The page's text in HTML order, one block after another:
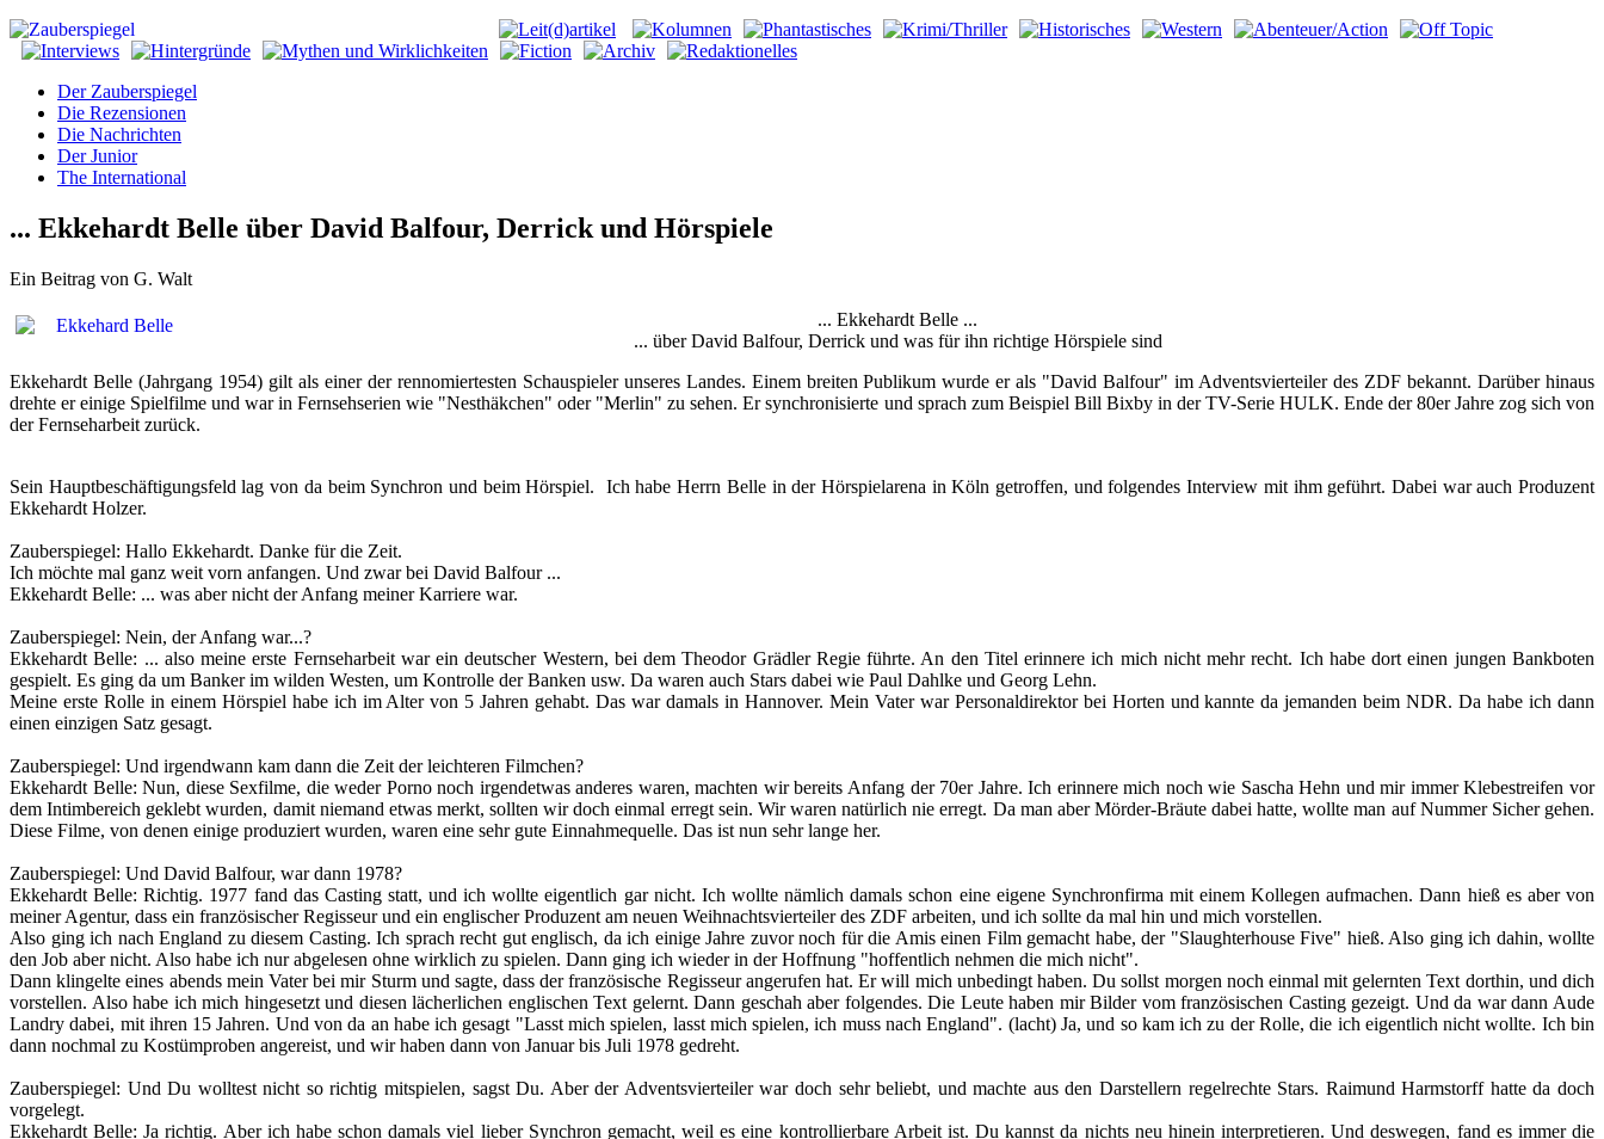
Der Zauberspiegel
Die Rezensionen
Die Nachrichten
Der Junior
The International
... Ekkehardt Belle über David Balfour, Derrick und Hörspiele
Ein Beitrag von G. Walt
... Ekkehardt Belle ...
... über David Balfour, Derrick und was für ihn richtige Hörspiele sind
Ekkehardt Belle (Jahrgang 1954) gilt als einer der rennomiertesten Schauspieler unseres Landes. Einem breiten Publikum wurde er als "David Balfour" im Adventsvierteiler des ZDF bekannt. Darüber hinaus
drehte er einige Spielfilme und war in Fernsehserien wie "Nesthäkchen" oder "Merlin" zu sehen. Er synchronisierte und sprach zum Beispiel Bill Bixby in der TV-Serie HULK. Ende der 80er Jahre zog sich von
der Fernseharbeit zurück.
Sein Hauptbeschäftigungsfeld lag von da beim Synchron und beim Hörspiel. Ich habe Herrn Belle in der Hörspielarena in Köln getroffen, und folgendes Interview mit ihm geführt. Dabei war auch Produzent
Ekkehardt Holzer.
Zauberspiegel: Hallo Ekkehardt. Danke für die Zeit.
Ich möchte mal ganz weit vorn anfangen. Und zwar bei David Balfour ...
Ekkehardt Belle: ... was aber nicht der Anfang meiner Karriere war.
Zauberspiegel: Nein, der Anfang war...?
Ekkehardt Belle: ... also meine erste Fernseharbeit war ein deutscher Western, bei dem Theodor Grädler Regie führte. An den Titel erinnere ich mich nicht mehr recht. Ich habe dort einen jungen Bankboten
gespielt. Es ging da um Banker im wilden Westen, um Kontrolle der Banken usw. Da waren auch Stars dabei wie Paul Dahlke und Georg Lehn.
Meine erste Rolle in einem Hörspiel habe ich im Alter von 5 Jahren gehabt. Das war damals in Hannover. Mein Vater war Personaldirektor bei Horten und kannte da jemanden beim NDR. Da habe ich dann
einen einzigen Satz gesagt.
Zauberspiegel: Und irgendwann kam dann die Zeit der leichteren Filmchen?
Ekkehardt Belle: Nun, diese Sexfilme, die weder Porno noch irgendetwas anderes waren, machten wir bereits Anfang der 70er Jahre. Ich erinnere mich noch wie Sascha Hehn und mir immer Klebestreifen vor
dem Intimbereich geklebt wurden, damit niemand etwas merkt, sollten wir doch einmal erregt sein. Wir waren natürlich nie erregt. Da man aber Mörder-Bräute dabei hatte, wollte man auf Nummer Sicher gehen.
Diese Filme, von denen einige produziert wurden, waren eine sehr gute Einnahmequelle. Das ist nun sehr lange her.
Zauberspiegel: Und David Balfour, war dann 1978?
Ekkehardt Belle: Richtig. 1977 fand das Casting statt, und ich wollte eigentlich gar nicht. Ich wollte nämlich damals schon eine eigene Synchronfirma mit einem Kollegen aufmachen. Dann hieß es aber von
meiner Agentur, dass ein französischer Regisseur und ein englischer Produzent am neuen Weihnachtsvierteiler des ZDF arbeiten, und ich sollte da mal hin und mich vorstellen.
Also ging ich nach England zu diesem Casting. Ich sprach recht gut englisch, da ich einige Jahre zuvor noch für die Amis einen Film gemacht habe, der "Slaughterhouse Five" hieß. Also ging ich dahin, wollte
den Job aber nicht. Also habe ich nur abgelesen ohne wirklich zu spielen. Dann ging ich wieder in der Hoffnung "hoffentlich nehmen die mich nicht".
Dann klingelte eines abends mein Vater bei mir Sturm und sagte, dass der französische Regisseur angerufen hat. Er will mich unbedingt haben. Du sollst morgen noch einmal mit gelernten Text dorthin, und dich
vorstellen. Also habe ich mich hingesetzt und diesen lächerlichen englischen Text gelernt. Dann geschah aber folgendes. Die Leute haben mir Bilder vom französischen Casting gezeigt. Und da war dann Aude
Landry dabei, mit ihren 15 Jahren. Und von da an habe ich gesagt "Lasst mich spielen, lasst mich spielen, ich muss nach England". (lacht) Ja, und so kam ich zu der Rolle, die ich eigentlich nicht wollte. Ich bin
dann nochmal zu Kostümproben angereist, und wir haben dann von Januar bis Juli 1978 gedreht.
Zauberspiegel: Und Du wolltest nicht so richtig mitspielen, sagst Du. Aber der Adventsvierteiler war doch sehr beliebt, und machte aus den Darstellern regelrechte Stars. Raimund Harmstorff hatte da doch
vorgelegt.
Ekkehardt Belle: Ja richtig. Aber ich habe schon damals viel lieber Synchron gemacht, weil es eine kontrollierbare Arbeit ist. Du kannst da nichts neu hinein interpretieren. Und deswegen, fand es immer die